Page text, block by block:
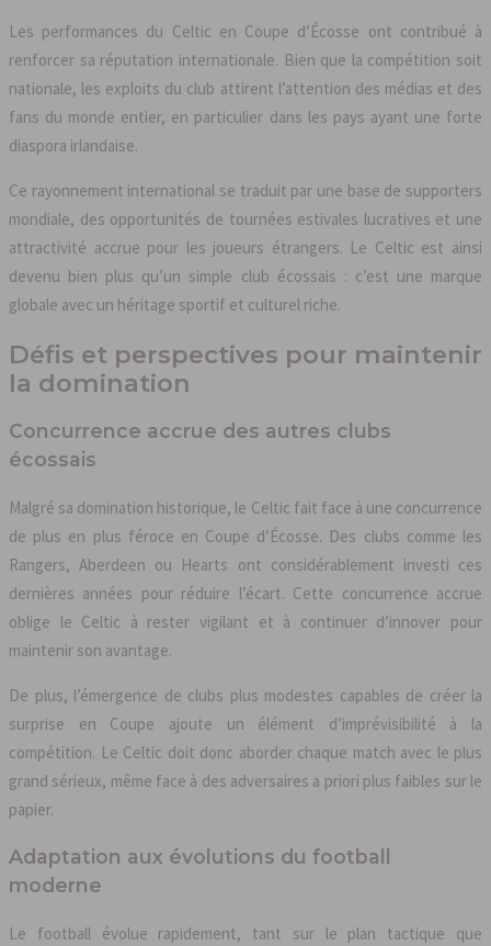
Les performances du Celtic en Coupe d’Écosse ont contribué à
renforcer sa réputation internationale. Bien que la compétition soit
nationale, les exploits du club attirent l’attention des médias et des
fans du monde entier, en particulier dans les pays ayant une forte
diaspora irlandaise.
Ce rayonnement international se traduit par une base de supporters
mondiale, des opportunités de tournées estivales lucratives et une
attractivité accrue pour les joueurs étrangers. Le Celtic est ainsi
devenu bien plus qu’un simple club écossais : c’est une marque
globale avec un héritage sportif et culturel riche.
Défis et perspectives pour maintenir
la domination
Concurrence accrue des autres clubs
écossais
Malgré sa domination historique, le Celtic fait face à une concurrence
de plus en plus féroce en Coupe d’Écosse. Des clubs comme les
Rangers, Aberdeen ou Hearts ont considérablement investi ces
dernières années pour réduire l’écart. Cette concurrence accrue
oblige le Celtic à rester vigilant et à continuer d’innover pour
maintenir son avantage.
De plus, l’émergence de clubs plus modestes capables de créer la
surprise en Coupe ajoute un élément d’imprévisibilité à la
compétition. Le Celtic doit donc aborder chaque match avec le plus
grand sérieux, même face à des adversaires a priori plus faibles sur le
papier.
Adaptation aux évolutions du football
moderne
Le football évolue rapidement, tant sur le plan tactique que